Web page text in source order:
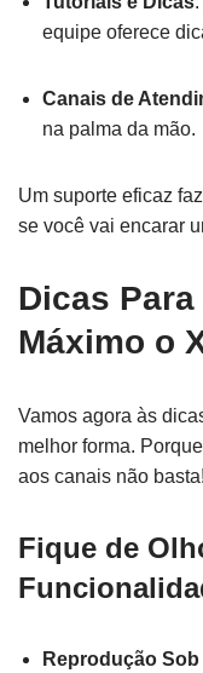
equipe oferece
Canais de
na palma da mão.
Um suporte eficaz
se você vai encarar
Dicas
Máximo o
Vamos agora às
melhor forma.
aos canais não basta!
Fique de
Reprodução